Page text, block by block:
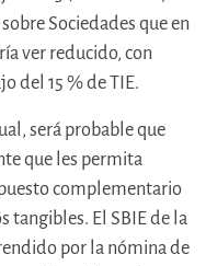
Sociedades que en
ver reducido, con
del 15 % de TIE.
será probable que
que les permita
complementario
tangibles. El SBIE de la
por la nómina de